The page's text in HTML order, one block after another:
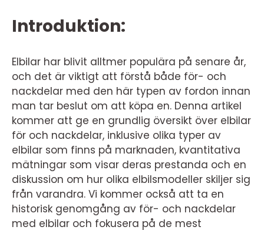
Introduktion:
Elbilar har blivit alltmer populära på senare år,
och det är viktigt att förstå både för- och
nackdelar med den här typen av fordon innan
man tar beslut om att köpa en. Denna artikel
kommer att ge en grundlig översikt över elbilar
för och nackdelar, inklusive olika typer av
elbilar som finns på marknaden, kvantitativa
mätningar som visar deras prestanda och en
diskussion om hur olika elbilsmodeller skiljer sig
från varandra. Vi kommer också att ta en
historisk genomgång av för- och nackdelar
med elbilar och fokusera på de mest